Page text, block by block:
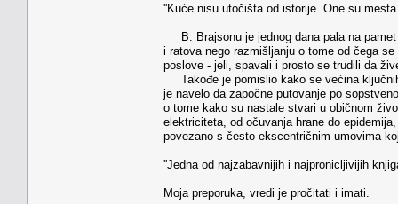
''Kuće nisu utočišta od istorije. One su
B. Brajsonu je jednog dana pala na pamet
i ratova nego razmišljanju o tome od čega
poslove - jeli, spavali i prosto se trudili da
Takođe je pomislio kako se većina
je navelo da započne putovanje po
o tome kako su nastale stvari u običnom
elektriciteta, od očuvanja hrane do
povezano s često ekscentričnim umovima
''Jedna od najzabavnijih i najpronicljivijih
Moja preporuka, vredi je pročitati i imati.